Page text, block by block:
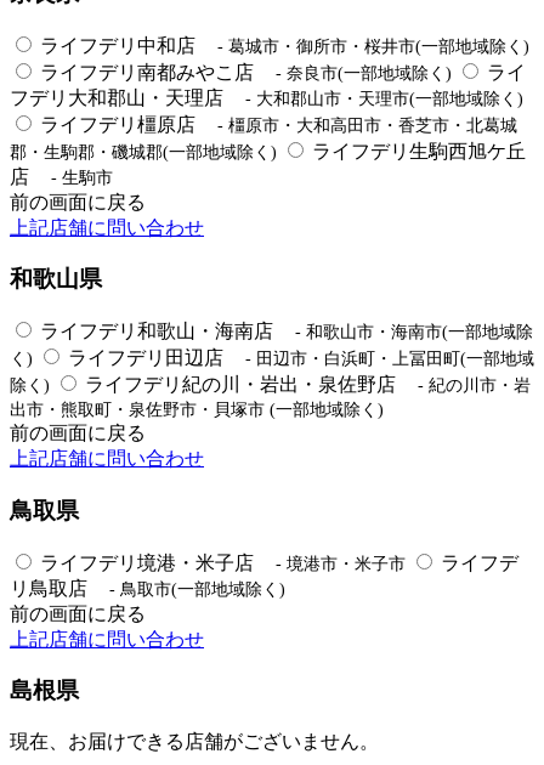
ライフデリ中和店 - 葛城市・御所市・桜井市(一部地域除く)
ライフデリ南都みやこ店 - 奈良市(一部地域除く)
ライ
フデリ大和郡山・天理店
- 大和郡山市・天理市(一部地域除く)
ライフデリ橿原店
- 橿原市・大和高田市・香芝市・北葛城
郡・生駒郡・磯城郡(一部地域除く)
ライフデリ生駒西旭ケ丘
店
- 生駒市
前の画面に戻る
上記店舗に問い合わせ
和歌山県
ライフデリ和歌山・海南店
- 和歌山市・海南市(一部地域除
く)
ライフデリ田辺店
- 田辺市・白浜町・上冨田町(一部地域
除く)
ライフデリ紀の川・岩出・泉佐野店
- 紀の川市・岩
出市・熊取町・泉佐野市・貝塚市 (一部地域除く)
前の画面に戻る
上記店舗に問い合わせ
鳥取県
ライフデリ境港・米子店 - 境港市・米子市
ライフデ
リ鳥取店
- 鳥取市(一部地域除く)
前の画面に戻る
上記店舗に問い合わせ
島根県
現在、お届けできる店舗がございません。